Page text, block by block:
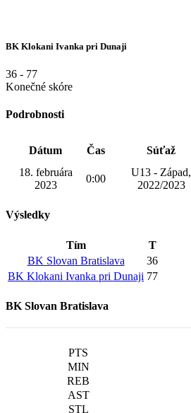
BK Klokani Ivanka pri Dunaji
36 - 77
Konečné skóre
Podrobnosti
Dátum Čas Súťaž
18. februára
2023
0:00
U13 - Západ,
2022/2023
Výsledky
Tím
T
BK Slovan Bratislava
36
BK Klokani Ivanka pri Dunaji 77
BK Slovan Bratislava